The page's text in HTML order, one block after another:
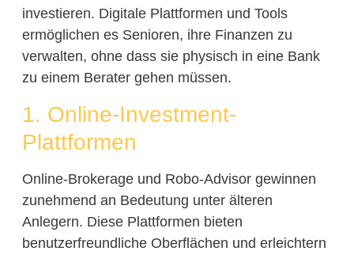
investieren. Digitale Plattformen und Tools
ermöglichen es Senioren, ihre Finanzen zu
verwalten, ohne dass sie physisch in eine Bank
zu einem Berater gehen müssen.
1. Online-Investment-
Plattformen
Online-Brokerage und Robo-Advisor gewinnen
zunehmend an Bedeutung unter älteren
Anlegern. Diese Plattformen bieten
benutzerfreundliche Oberflächen und erleichtern